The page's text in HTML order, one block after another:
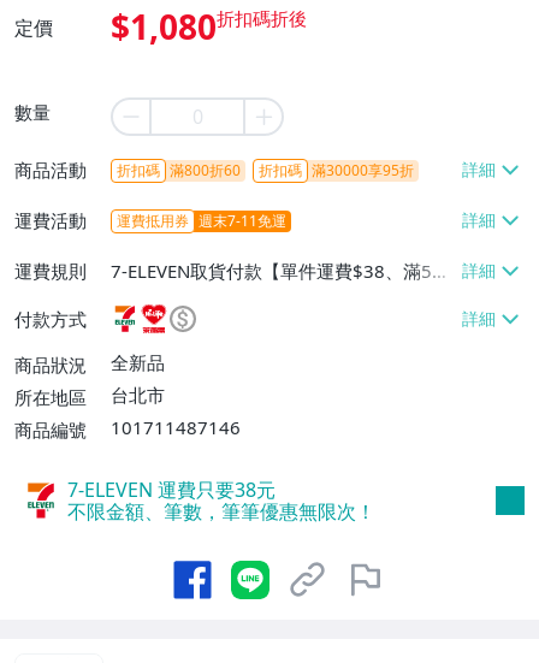
定價 $1,080
數量
商品活動 折扣碼 滿800折60 折扣碼 滿30000享95折
運費活動 運費抵用券 週末7-11免運
運費規則
7-ELEVEN取貨付款【單件運費$38、滿5件
或消費滿$1298免運費】、7-ELEVEN取貨
不付款【免運費】、萊爾富取貨付款【單件
運費$60、滿5件或消費滿$1298免運
費】、宅配/貨運【單件運費$120、滿5件
付款方式
商品狀況
全新品
所在地區
台北市
商品編號
101711487146
7-ELEVEN 運費只要38元
不限金額、筆數，筆筆優惠無限次！